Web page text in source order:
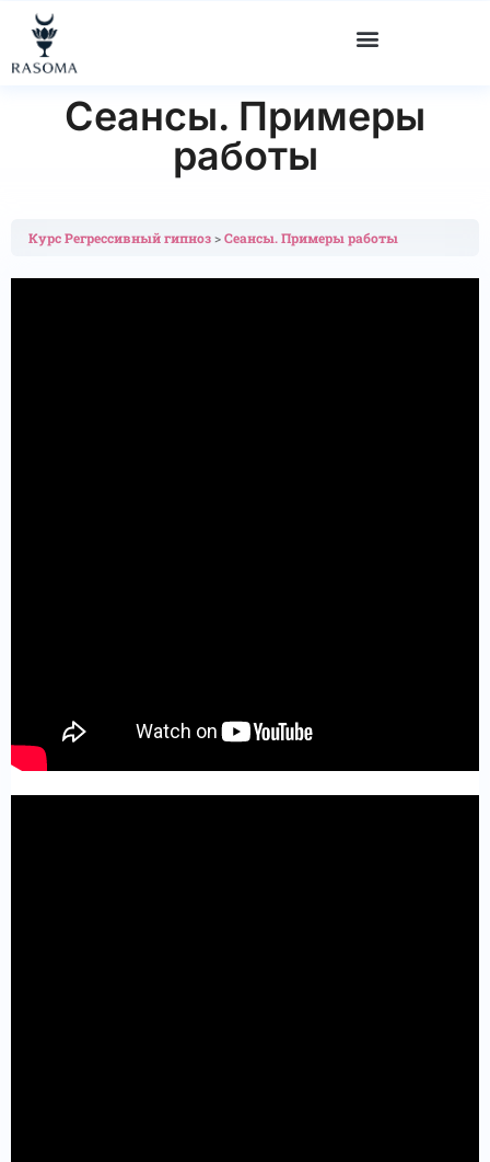
" "
Сеансы. Примеры
работы
Курс Регрессивный гипноз Сеансы. Примеры работы